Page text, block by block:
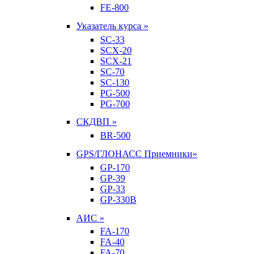
FE-800
Указатель курса »
SC-33
SCX-20
SCX-21
SC-70
SC-130
PG-500
PG-700
СКДВП »
BR-500
GPS/ГЛОНАСС Приемники»
GP-170
GP-39
GP-33
GP-330B
АИС »
FA-170
FA-40